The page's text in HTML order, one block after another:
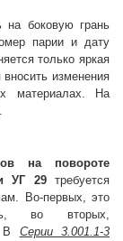
на боковую грань
парии и дату
только яркая
изменения
материалах. На
на повороте
УГ 29 требуется
Во-первых, это
во
вторых,
В Серии 3.001.1-3